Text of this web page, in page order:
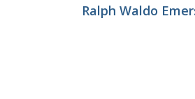
Ralph Waldo